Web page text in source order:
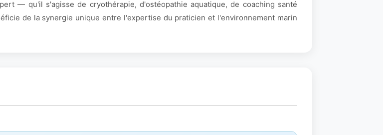
— qu'il s'agisse de cryothérapie, d'ostéopathie aquatique, de coaching santé
de la synergie unique entre l'expertise du praticien et l'environnement marin